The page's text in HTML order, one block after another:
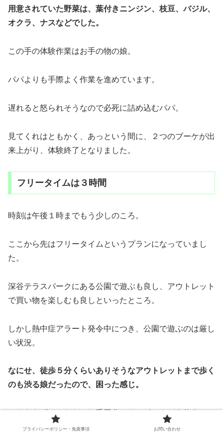
用意されていた野菜は、葉付きニンジン、枝豆、バジル、
オクラ、ナスなどでした。
この手の体験作業はお手の物の娘。
パパよりも手際よく作業を進めています。
遅れると怒られそうなので必死に詰め込むパパ。
見てくれはともかく、あっという間に、２つのブーケが出
来上がり、体験終了となりました。
フリータイムは３時間
時刻は午後１時までもう少しのころ。
ここから先はフリータイムというプランになっていまし
た。
深谷テラスパークにある公園で遊ぶも良し、アウトレット
で買い物を楽しむも良しといったところ。
しかし熱中症アラート発令中につき、公園で遊ぶのは厳し
い状況。
なにせ、徒歩５分くらいありそうなアウトレットまで歩く
のも渋る娘だったので、困った感じ。
とりあえず、いただいた千円分のクーポンをどう使うか
を、ふたりで決めようということになりました。
プライバシーポリシー・免責事項 お問い合わせ